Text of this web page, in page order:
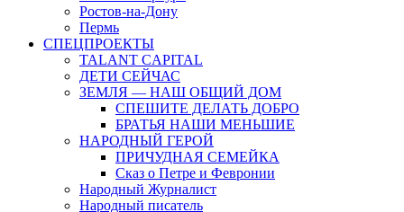
Ростов-на-Дону
Пермь
СПЕЦПРОЕКТЫ
TALANT CAPITAL
ДЕТИ СЕЙЧАС
ЗЕМЛЯ — НАШ ОБЩИЙ ДОМ
СПЕШИТЕ ДЕЛАТЬ ДОБРО
БРАТЬЯ НАШИ МЕНЬШИЕ
НАРОДНЫЙ ГЕРОЙ
ПРИЧУДНАЯ СЕМЕЙКА
Сказ о Петре и Февронии
Народный Журналист
Народный писатель